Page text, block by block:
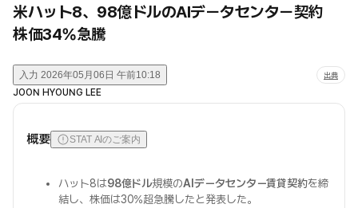
米ハット8、98億ドルのAIデータセンター契約
株価34%急騰
入力 2026年05月06日 午前10:18 出典
JOON HYOUNG LEE
概要 STAT AIのご案内
ハット8は98億ドル規模のAIデータセンター賃貸契約を締
結し、株価は30%超急騰したと発表した。